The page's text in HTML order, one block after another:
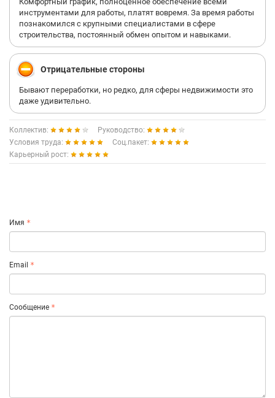
инструментами для работы, платят вовремя. За время работы
познакомился с крупными специалистами в сфере
строительства, постоянный обмен опытом и навыками.
Отрицательные стороны
Бывают переработки, но редко, для сферы недвижимости это
даже удивительно.
Коллектив:
Руководство:
Условия труда:
Соц.пакет:
Карьерный рост:
Имя
Email
Сообщение